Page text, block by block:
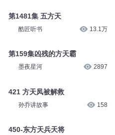
第1481集 五方天
酷匠听书 13.1万
第159集凶残的方天霸
墨夜星河 2897
421 方天凤被解救
孙乔讲故事 158
450-东方天兵天将